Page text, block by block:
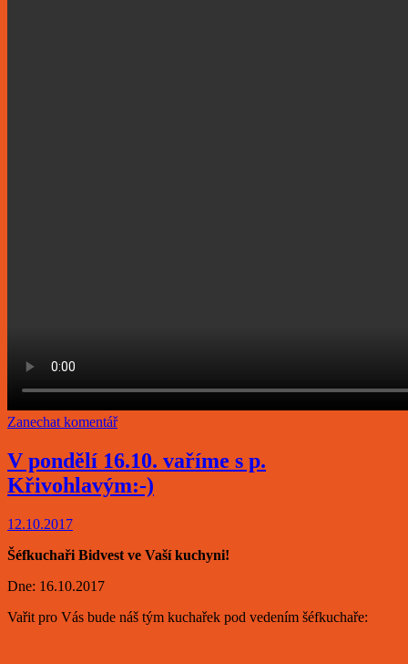
Zanechat komentář
V pondělí 16.10. vaříme s p.
Křivohlavým:-)
12.10.2017
Šéfkuchaři Bidvest ve Vaší kuchyni!
Dne: 16.10.2017
Vařit pro Vás bude náš tým kuchařek pod vedením šéfkuchaře: